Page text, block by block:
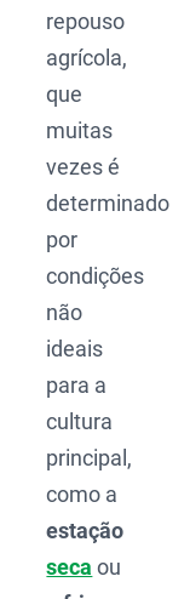
repouso
agrícola,
que
muitas
vezes é
determinado
por
condições
não
ideais
para a
cultura
principal,
como a
estação
seca ou